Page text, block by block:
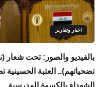
اخبار وتقارير
بالفيديو والصور: تحت شعار
تضحياتهم).. العتبة الحسينية
الشهداء بالكسوة المدرسية